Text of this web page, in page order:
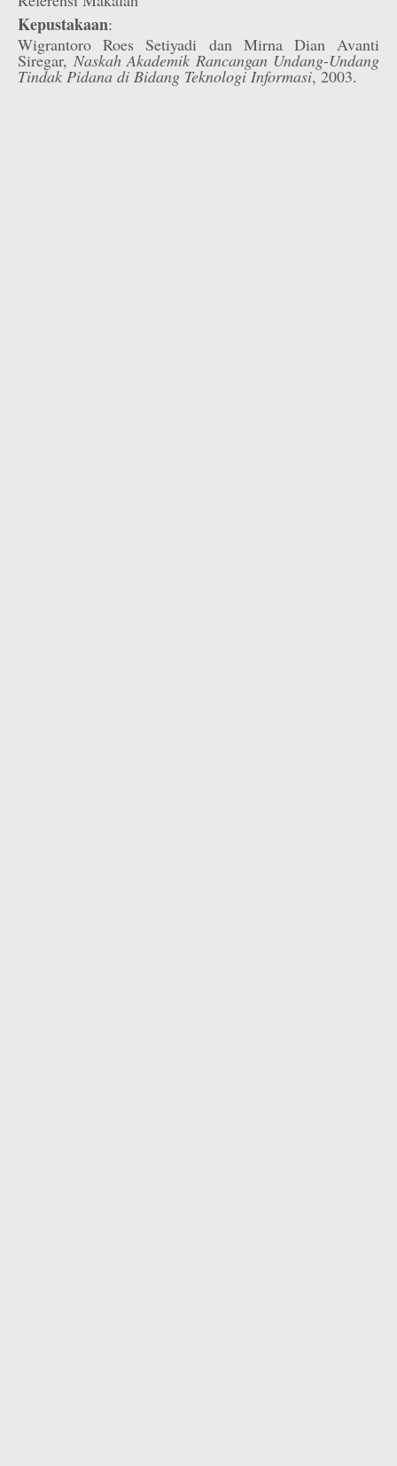
Kepustakaan:
Wigrantoro Roes Setiyadi dan Mirna Dian Avanti
Siregar, Naskah Akademik Rancangan Undang-Undang
Tindak Pidana di Bidang Teknologi Informasi, 2003.